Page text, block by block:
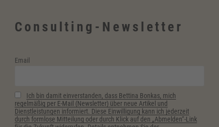
für
und
Consulting-Newsletter
Email
Ich bin damit einverstanden, dass Bettina Bonkas, mich
regelmäßig per E-Mail (Newsletter) über neue Artikel und
Dienstleistungen informiert. Diese Einwilligung kann ich jederzeit
durch formlose Mitteilung oder durch Klick auf den „Abmelden“-Link